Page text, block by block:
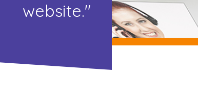
website."